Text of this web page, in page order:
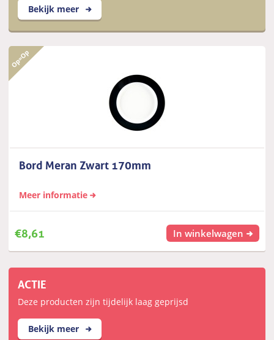
Bekijk meer
Bord Meran Zwart 170mm
Meer informatie
€8,61 In winkelwagen
ACTIE
Deze producten zijn tijdelijk laag geprijsd
Bekijk meer